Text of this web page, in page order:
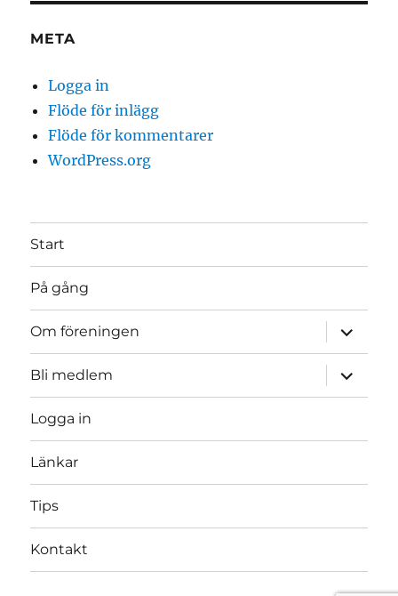
META
Logga in
Flöde för inlägg
Flöde för kommentarer
WordPress.org
Start
På gång
Om föreningen
Bli medlem
Logga in
Länkar
Tips
Kontakt